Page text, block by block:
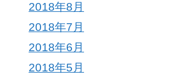
2018年8月
2018年7月
2018年6月
2018年5月